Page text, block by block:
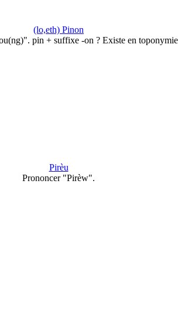
(lo,eth) Pinon
pin + suffixe -on ? Existe en
Pirèu
Prononcer "Pirèw".